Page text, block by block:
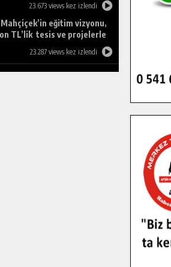
23.673 views kez izlendi
eğitim vizyonu,
TL’lik tesis ve projelerle
23.287 views kez izlendi